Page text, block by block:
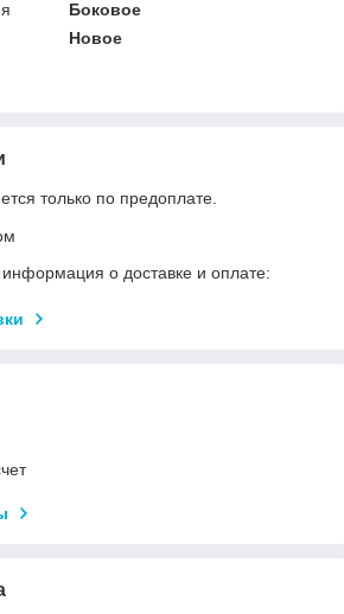
Боковое
Новое
только по предоплате.
о доставке и оплате: